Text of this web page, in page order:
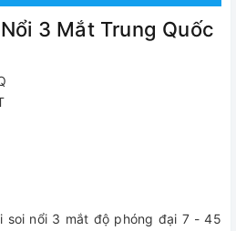
3 Mắt Trung Quốc
soi nổi 3 mắt độ phóng đại 7 - 45